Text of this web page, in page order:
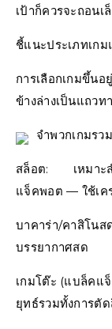
เป้าก็ควรจะถอน
ชี้แนะประเภทเกม
การเลือกเกมขึ้น
ข้างล่างเป็นแถวท
จำพวกเกมรว
สล็อต: เหมาะสำ
แจ็คพอต — ใช้เค
บาคาร่า/คาสิโนส
บรรยากาศสด
เกมโต๊ะ (แบล็คแ
ยุทธ์รวมทั้งการตั